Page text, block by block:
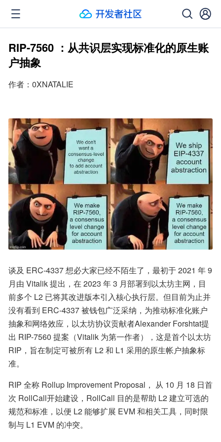
RIP-7560 ：从共识层实现标准化的原生账
户抽象
作者：0XNATALIE
谈及 ERC-4337 想必大家已经不陌生了，最初于 2021 年 9
月由 Vitalik 提出，在 2023 年 3 月部署到以太坊主网，目
前多个 L2 已将其改进版本引入核心执行层。但目前为止并
没有看到 ERC-4337 被钱包广泛采纳，为推动标准化账户
抽象和网络效应，以太坊协议贡献者Alexander Forshtat提
出 RIP-7560 提案（Vitalik 为第一作者），这是首个以太坊
RIP，旨在制定可被所有 L2 和 L1 采用的原生帐户抽象标
准。
RIP 全称 Rollup Improvement Proposal， 从 10 月 18 日首
次 RollCall开始建设，RollCall 目的是帮助 L2 建立可选的
规范和标准，以便 L2 能够扩展 EVM 和相关工具，同时限
制与 L1 EVM 的冲突。